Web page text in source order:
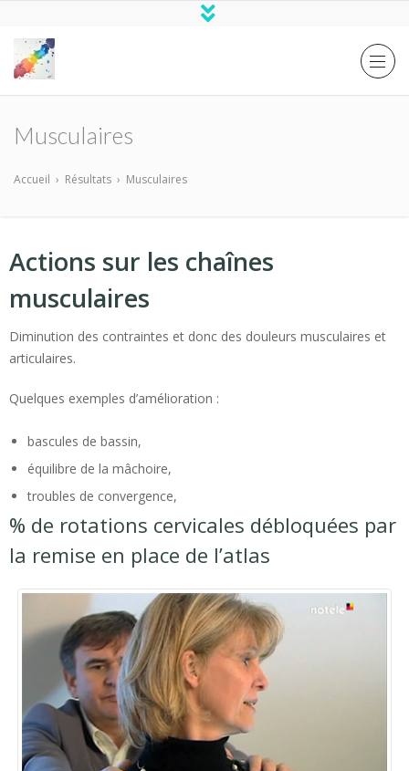
Musculaires
Accueil › Résultats › Musculaires
Actions sur les chaînes
musculaires
Diminution des contraintes et donc des douleurs musculaires et
articulaires.
Quelques exemples d’amélioration :
bascules de bassin,
équilibre de la mâchoire,
troubles de convergence,
% de rotations cervicales débloquées par
la remise en place de l’atlas